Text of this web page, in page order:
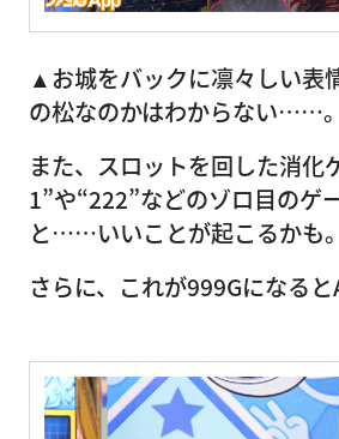
▲お城をバックに凛々しい表
の松なのかはわからない……。
また、スロットを回した消化
1”や“222”などのゾロ目のゲ
と……いいことが起こるかも。
さらに、これが999Gになる